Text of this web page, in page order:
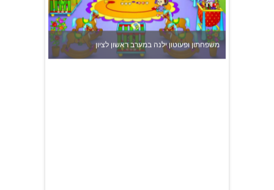
משפחתון ופעוטון ילנה במערב ראשון לציון